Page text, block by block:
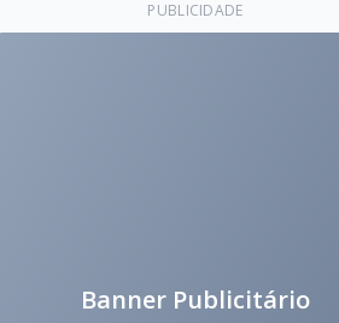
PUBLICIDADE
Banner Publicitário